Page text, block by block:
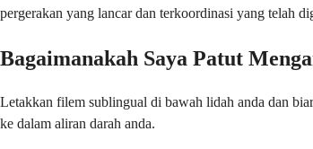
pergerakan yang lancar dan terkoordinasi yang telah
Bagaimanakah Saya Patut
Letakkan filem sublingual di bawah lidah anda dan
ke dalam aliran darah anda.